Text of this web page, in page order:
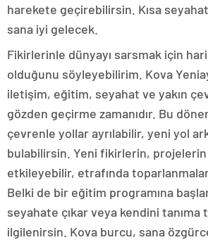
harekete geçirebilirsin. Kısa
sana iyi gelecek.
Fikirlerinle dünyayı sarsmak için
olduğunu söyleyebilirim. Kova
iletişim, eğitim, seyahat ve yakın
gözden geçirme zamanıdır. Bu
çevrenle yollar ayrılabilir, yeni yol
bulabilirsin. Yeni fikirlerin, projelerin
etkileyebilir, etrafında
Belki de bir eğitim programına
seyahate çıkar veya kendini
ilgilenirsin. Kova burcu, sana